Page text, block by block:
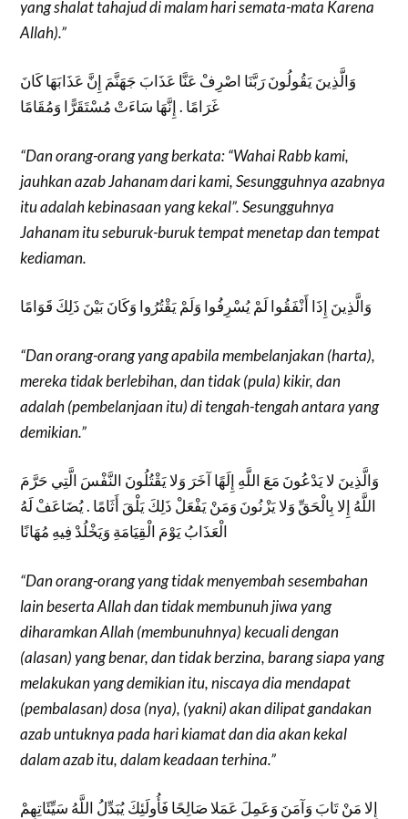
yang shalat tahajud di malam hari semata-mata Karena
Allah).”
وَالَّذِينَ يَقُولُونَ رَبَّنَا اصْرِفْ عَنَّا عَذَابَ جَهَنَّمَ إِنَّ عَذَابَهَا كَانَ
غَرَامًا . إِنَّهَا سَاءَتْ مُسْتَقَرًّا وَمُقَامًا
“Dan orang-orang yang berkata: “Wahai Rabb kami,
jauhkan azab Jahanam dari kami, Sesungguhnya azabnya
itu adalah kebinasaan yang kekal”. Sesungguhnya
Jahanam itu seburuk-buruk tempat menetap dan tempat
kediaman.
وَالَّذِينَ إِذَا أَنْفَقُوا لَمْ يُسْرِفُوا وَلَمْ يَقْتُرُوا وَكَانَ بَيْنَ ذَلِكَ قَوَامًا
“Dan orang-orang yang apabila membelanjakan (harta),
mereka tidak berlebihan, dan tidak (pula) kikir, dan
adalah (pembelanjaan itu) di tengah-tengah antara yang
demikian.”
وَالَّذِينَ لا يَدْعُونَ مَعَ اللَّهِ إِلَهًا آخَرَ وَلا يَقْتُلُونَ النَّفْسَ الَّتِي حَرَّمَ
اللَّهُ إِلا بِالْحَقِّ وَلا يَزْنُونَ وَمَنْ يَفْعَلْ ذَلِكَ يَلْقَ أَثَامًا . يُضَاعَفْ لَهُ
الْعَذَابُ يَوْمَ الْقِيَامَةِ وَيَخْلُدْ فِيهِ مُهَانًا
“Dan orang-orang yang tidak menyembah sesembahan
lain beserta Allah dan tidak membunuh jiwa yang
diharamkan Allah (membunuhnya) kecuali dengan
(alasan) yang benar, dan tidak berzina, barang siapa yang
melakukan yang demikian itu, niscaya dia mendapat
(pembalasan) dosa (nya), (yakni) akan dilipat gandakan
azab untuknya pada hari kiamat dan dia akan kekal
dalam azab itu, dalam keadaan terhina.”
إِلا مَنْ تَابَ وَآمَنَ وَعَمِلَ عَمَلا صَالِحًا فَأُولَئِكَ يُبَدِّلُ اللَّهُ سَيِّئَاتِهِمْ